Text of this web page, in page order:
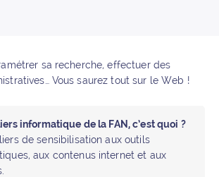
sa recherche, effectuer des
Vous saurez tout sur le Web !
informatique de la FAN, c’est quoi ?
de sensibilisation aux outils
aux contenus internet et aux